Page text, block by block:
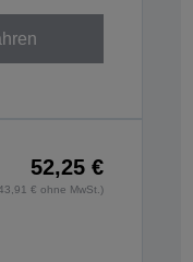
52,25 €
€ ohne MwSt.)